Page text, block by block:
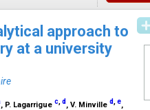
approach to
at a university
, P. Lagarrigue c d , V. Minville d e,